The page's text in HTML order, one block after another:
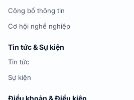
Công bố thông tin
Cơ hội nghề nghiệp
Tin tức & Sự kiện
Tin tức
Sự kiện